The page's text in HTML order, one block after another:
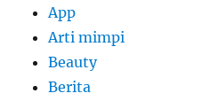
App
Arti mimpi
Beauty
Berita